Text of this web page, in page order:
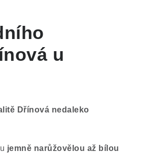
u
Dřínová nedaleko
jemně narůžovělou až bílou